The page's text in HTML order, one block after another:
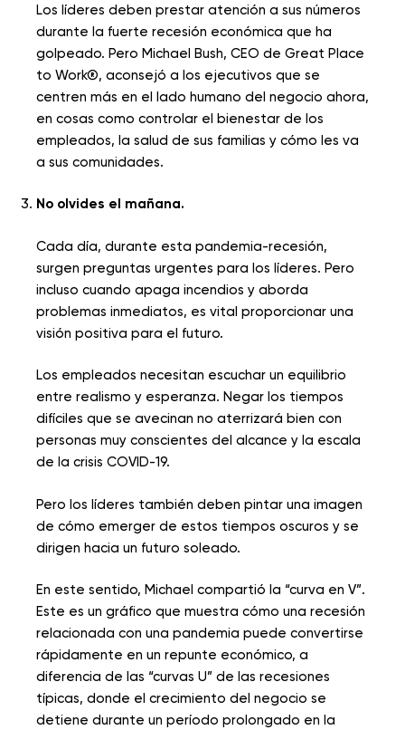
Los líderes deben prestar atención a sus números
durante la fuerte recesión económica que ha
golpeado. Pero Michael Bush, CEO de Great Place
to Work®, aconsejó a los ejecutivos que se
centren más en el lado humano del negocio ahora,
en cosas como controlar el bienestar de los
empleados, la salud de sus familias y cómo les va
a sus comunidades.
No olvides el mañana.
Cada día, durante esta pandemia-recesión,
surgen preguntas urgentes para los líderes. Pero
incluso cuando apaga incendios y aborda
problemas inmediatos, es vital proporcionar una
visión positiva para el futuro.
Los empleados necesitan escuchar un equilibrio
entre realismo y esperanza. Negar los tiempos
difíciles que se avecinan no aterrizará bien con
personas muy conscientes del alcance y la escala
de la crisis COVID-19.
Pero los líderes también deben pintar una imagen
de cómo emerger de estos tiempos oscuros y se
dirigen hacia un futuro soleado.
En este sentido, Michael compartió la “curva en V”.
Este es un gráfico que muestra cómo una recesión
relacionada con una pandemia puede convertirse
rápidamente en un repunte económico, a
diferencia de las “curvas U” de las recesiones
típicas, donde el crecimiento del negocio se
detiene durante un período prolongado en la